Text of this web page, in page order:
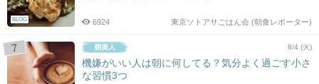
BLOG 東京ソトアサごはん会 (朝食レポーター)
6924
8/4 (火)
機嫌がいい人は朝に何してる？気分よく過ごす小さ
な習慣3つ